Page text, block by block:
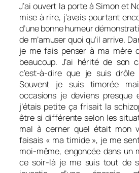
J’ai ouvert la porte à Simon et
mise à rire, j’avais pourtant
d’une bonne humeur
de m’amuser quoi qu’il arrive.
je me fais penser à ma mère
beaucoup. J’ai hérité de son
c’est-à-dire que je suis drôle
Souvent je suis timorée
occasions je deviens presque
j’étais petite ça frisait la
être si différente selon les
mal à cerner quel était mon
faisais « ma timide », je me
moi-même, engoncée dans un
ce soir-là je me suis tout de